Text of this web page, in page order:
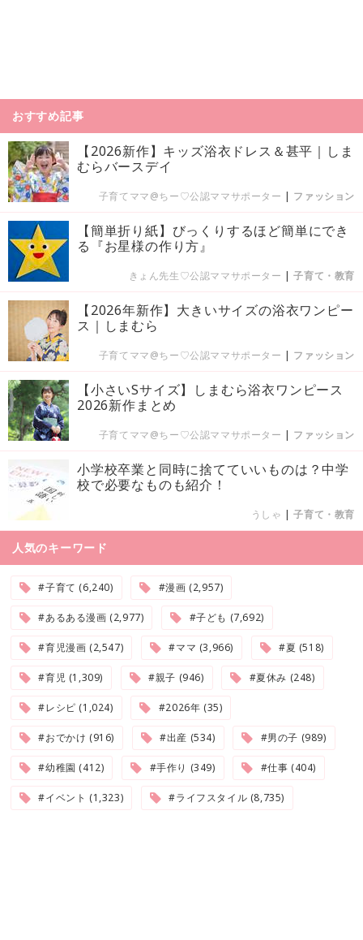
おすすめ記事
【2026新作】キッズ浴衣ドレス＆甚平｜しま
むらバースデイ
子育てママ@ちー♡公認ママサポーター | ファッション
【簡単折り紙】びっくりするほど簡単にでき
る『お星様の作り方』
きょん先生♡公認ママサポーター |子育て・教育
【2026年新作】大きいサイズの浴衣ワンピー
ス｜しまむら
子育てママ@ちー♡公認ママサポーター | ファッション
【小さいSサイズ】しまむら浴衣ワンピース
2026新作まとめ
子育てママ@ちー♡公認ママサポーター | ファッション
小学校卒業と同時に捨てていいものは？中学
校で必要なものも紹介！
うしゃ |子育て・教育
人気のキーワード
#子育て (6,240) #漫画 (2,957)
#あるある漫画 (2,977) #子ども (7,692)
#育児漫画 (2,547) #ママ (3,966) #夏 (518)
#育児 (1,309) #親子 (946) #夏休み (248)
#レシピ (1,024) #2026年 (35)
#おでかけ (916) #出産 (534) #男の子 (989)
#幼稚園 (412) #手作り (349) #仕事 (404)
#イベント (1,323) #ライフスタイル (8,735)